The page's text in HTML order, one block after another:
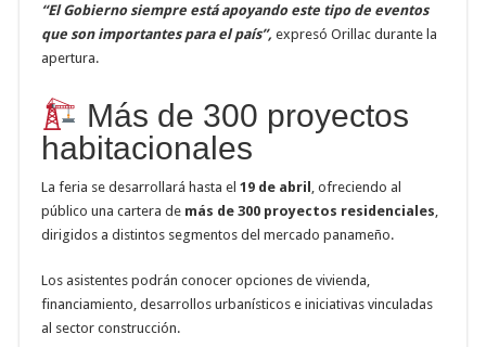
“El Gobierno siempre está apoyando este tipo de eventos
que son importantes para el país”, expresó Orillac durante la
apertura.
Más de 300 proyectos
habitacionales
La feria se desarrollará hasta el19 de abril
, ofreciendo al
público una cartera de más de 300 proyectos residenciales
dirigidos a distintos segmentos del mercado panameño.
Los asistentes podrán conocer opciones de vivienda,
financiamiento, desarrollos urbanísticos e iniciativas vinculadas
al sector construcción.